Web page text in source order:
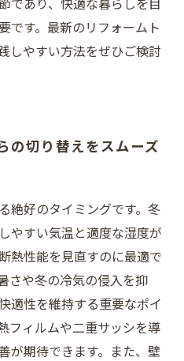
です。最新のリフォームト
しやすい方法をぜひご検討
の切り替えをスムーズ
絶好のタイミングです。冬
やすい気温と適度な湿度が
熱性能を見直すのに最適で
さや冬の冷気の侵入を抑
適性を維持する重要なポイ
フィルムや二重サッシを導
が期待できます。また、壁